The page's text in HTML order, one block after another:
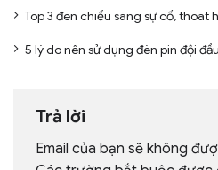
Top 3 đèn chiếu sáng sự cố, thoát
5 lý do nên sử dụng đèn pin đội
Trả lời
Email của bạn sẽ không